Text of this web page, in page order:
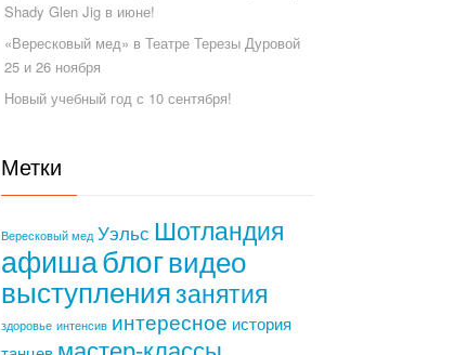
Shady Glen Jig в июне!
«Вересковый мед» в Театре Терезы Дуровой
25 и 26 ноября
Новый учебный год с 10 сентября!
Метки
Вересковый мед Уэльс Шотландия
афишаблогвидео
выступлениязанятия
здоровье интенсив интересное история